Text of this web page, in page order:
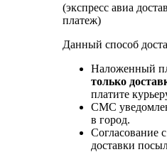
(экспресс авиа
платеж)
Данный способ
Наложенный
только
платите
СМС
в город.
Согласование
доставки